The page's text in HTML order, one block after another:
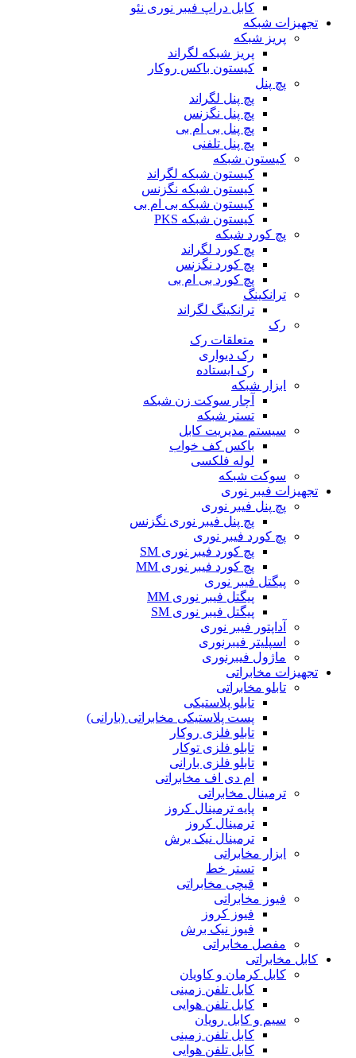
کابل دراپ فیبر نوری نئو
تجهیزات شبکه
پریز شبکه
پریز شبکه لگراند
کیستون باکس روکار
پچ پنل
پچ پنل لگراند
پچ پنل نگزنس
پچ پنل بی ام بی
پچ پنل تلفنی
کیستون شبکه
کیستون شبکه لگراند
کیستون شبکه نگزنس
کیستون شبکه بی ام بی
کیستون شبکه PKS
پچ کورد شبکه
پچ کورد لگراند
پچ کورد نگزنس
پچ کورد بی ام بی
ترانکینگ
ترانکینگ لگراند
رک
متعلقات رک
رک دیواری
رک ایستاده
ابزار شبکه
آچار سوکت زن شبکه
تستر شبکه
سیستم مدیریت کابل
باکس کف خواب
لوله فلکسی
سوکت شبکه
تجهیزات فیبر نوری
پچ پنل فیبر نوری
پچ پنل فیبر نوری نگزنس
پچ کورد فیبر نوری
پچ کورد فیبر نوری SM
پچ کورد فیبر نوری MM
پیگتل فیبر نوری
پیگتل فیبر نوری MM
پیگتل فیبر نوری SM
آداپتور فیبر نوری
اسپلیتر فیبرنوری
ماژول فیبرنوری
تجهیزات مخابراتی
تابلو مخابراتی
تابلو پلاستیکی
پست پلاستیکی مخابراتی (بارانی)
تابلو فلزی روکار
تابلو فلزی توکار
تابلو فلزی بارانی
ام دی اف مخابراتی
ترمینال مخابراتی
پایه ترمینال کروز
ترمینال کروز
ترمینال نیک برش
ابزار مخابراتی
تستر خط
قیچی مخابراتی
فیوز مخابراتی
فیوز کروز
فیوز نیک برش
مفصل مخابراتی
کابل مخابراتی
کابل کرمان و کاویان
کابل تلفن زمینی
کابل تلفن هوایی
سیم و کابل رویان
کابل تلفن زمینی
کابل تلفن هوایی